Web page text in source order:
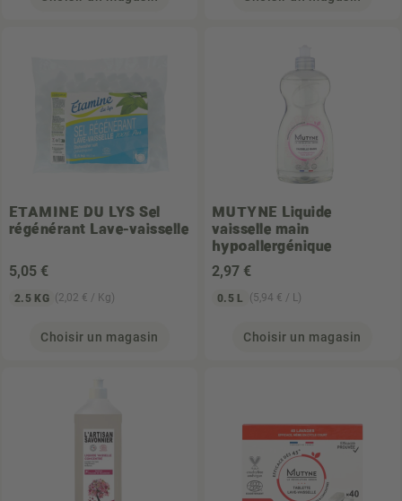
ETAMINE DU LYS Sel
régénérant Lave-vaisselle
5,05 €
2.5 KG (2,02 € / Kg)
Choisir un magasin
MUTYNE Liquide
vaisselle main
hypoallergénique
2,97 €
0.5 L (5,94 € / L)
Choisir un magasin